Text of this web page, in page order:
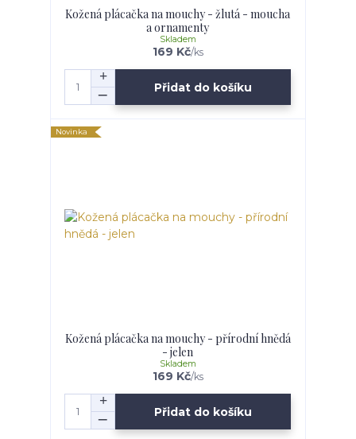
Kožená plácačka na mouchy - žlutá - moucha
a ornamenty
169 Kč/ks
Skladem
Přidat do košíku
Novinka
Kožená plácačka na mouchy - přírodní hnědá
- jelen
169 Kč/ks
Skladem
Přidat do košíku